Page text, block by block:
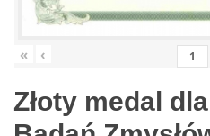
« ‹
Złoty medal